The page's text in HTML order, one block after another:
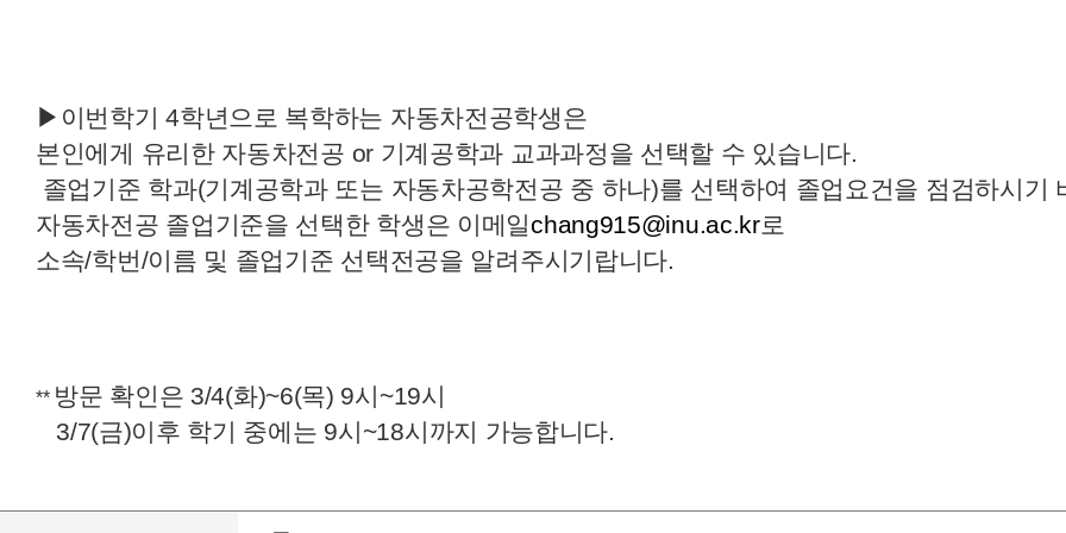
▶이번학기 4학년으로 복학하는 자동차전공학생은
본인에게 유리한 자동차전공 or 기계공학과 교과과정을 선택할 수 있습니다.
졸업기준 학과(기계공학과 또는 자동차공학전공 중 하나)를 선택하여 졸업요건을 점검하시기
자동차전공 졸업기준을 선택한 학생은 이메일chang915@inu.ac.kr로
소속/학번/이름 및 졸업기준 선택전공을 알려주시기랍니다.
** 방문 확인은 3/4(화)~6(목) 9시~19시
3/7(금)이후 학기 중에는 9시~18시까지 가능합니다.